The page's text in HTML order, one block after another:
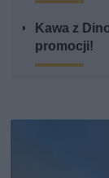
Kawa z
promocji!